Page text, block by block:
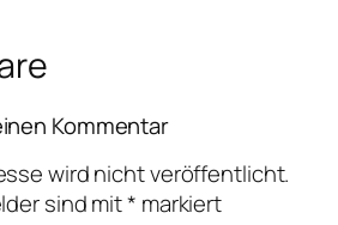
Kommentar
wird nicht veröffentlicht.
sind mit* markiert